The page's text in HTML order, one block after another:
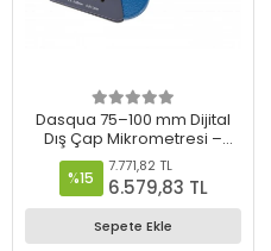
Dasqua 75–100 mm Dijital
Dış Çap Mikrometresi –
4210-2120
%15
7.771,82 TL
6.579,83 TL
Sepete Ekle